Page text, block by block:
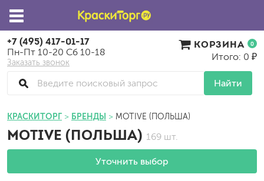
+7 (495) 417-01-17
Пн-Пт 10-20 Сб 10-18
Заказать звонок
Найти
КОРЗИНА 0
Итого: 0 ₽
КРАСКИТОРГ БРЕНДЫ MOTIVE (ПОЛЬША)
MOTIVE (ПОЛЬША) 169 шт.
Уточнить выбор